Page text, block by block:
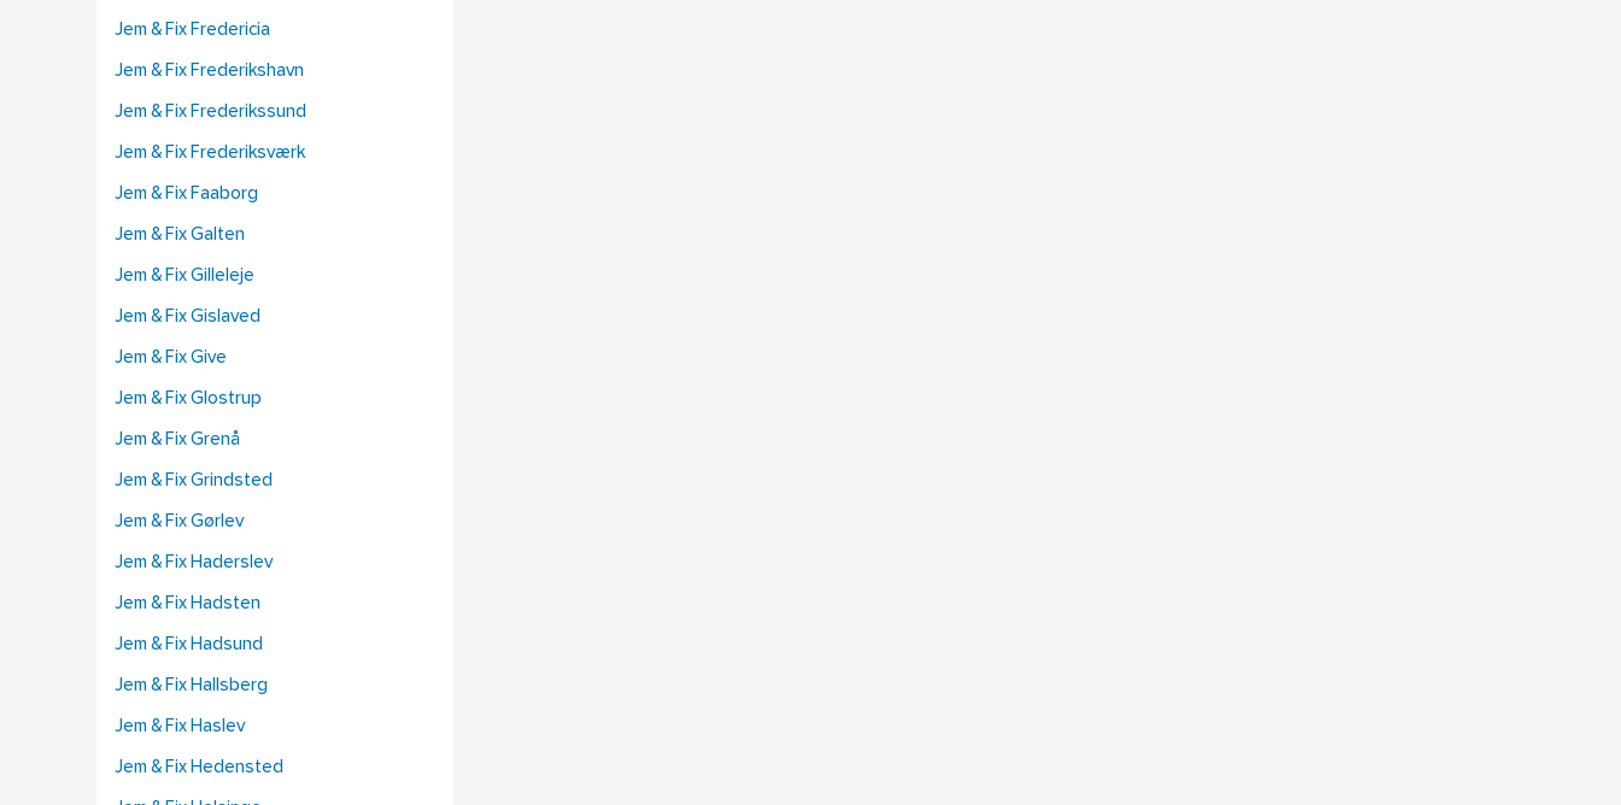
Jem & Fix Fredericia
Jem & Fix Frederikshavn
Jem & Fix Frederikssund
Jem & Fix Frederiksværk
Jem & Fix Faaborg
Jem & Fix Galten
Jem & Fix Gilleleje
Jem & Fix Gislaved
Jem & Fix Give
Jem & Fix Glostrup
Jem & Fix Grenå
Jem & Fix Grindsted
Jem & Fix Gørlev
Jem & Fix Haderslev
Jem & Fix Hadsten
Jem & Fix Hadsund
Jem & Fix Hallsberg
Jem & Fix Haslev
Jem & Fix Hedensted